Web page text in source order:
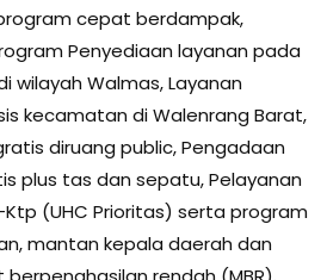
cepat berdampak,
Penyediaan layanan pada
wilayah Walmas, Layanan
kecamatan di Walenrang Barat,
diruang public, Pengadaan
plus tas dan sepatu, Pelayanan
(UHC Prioritas) serta program
mantan kepala daerah dan